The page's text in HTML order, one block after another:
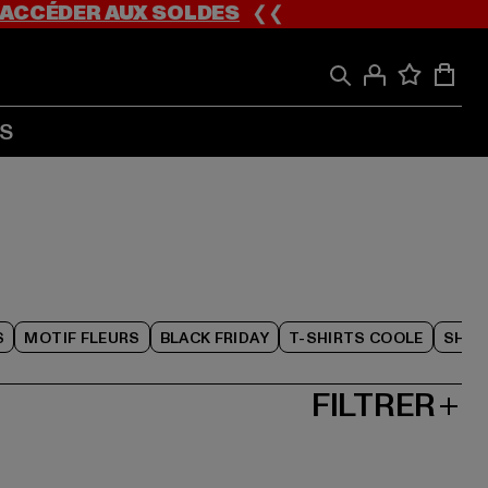
ACCÉDER AUX SOLDES❮❮
MOTIF FLEURS BLACK FRIDAY T-SHIRTS COOLE
FILTRER